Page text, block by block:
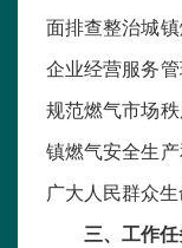
面排查整治城
企业经营服务
规范燃气市场
镇燃气安全生
广大人民群众生
三、工作